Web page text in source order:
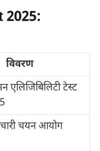
2025:
विवरण
एलिजिबिलिटी टेस्ट
चयन आयोग